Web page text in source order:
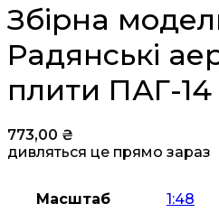
Збірна
Радянські
плити ПАГ-14
773,00 ₴
дивляться це прямо зараз
Масштаб 1:48